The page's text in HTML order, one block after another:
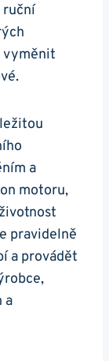
‍ruční
vyměnit
a
motoru,
pravidelně
a provádět
a